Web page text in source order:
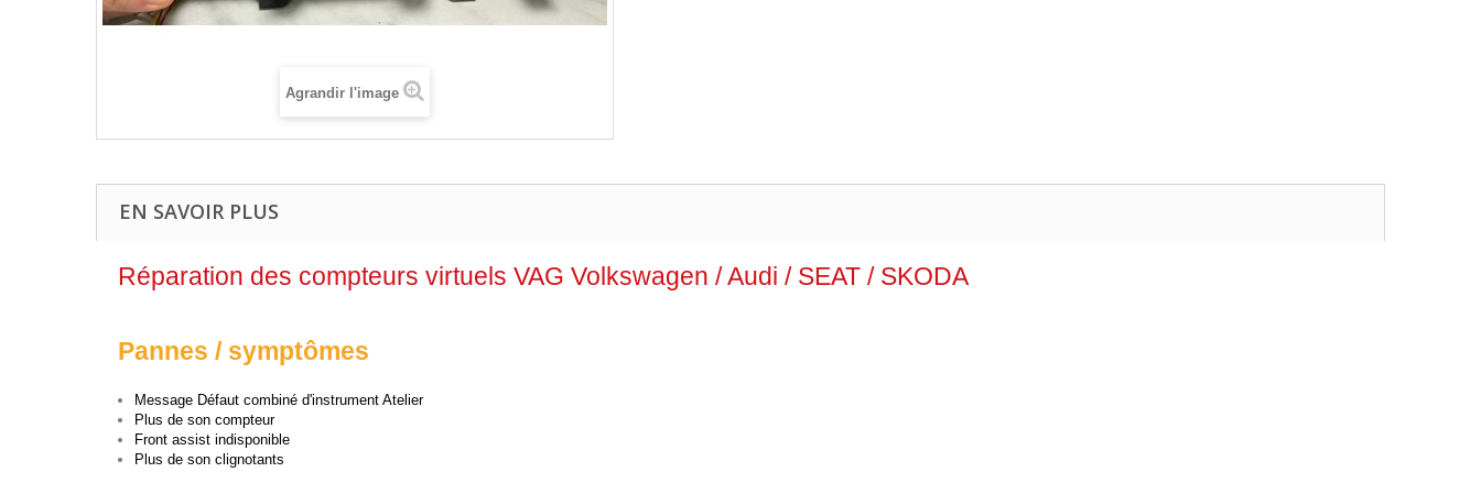
Agrandir l'image
EN SAVOIR PLUS
Réparation des compteurs virtuels VAG Volkswagen / Audi / SEAT / SKODA
Pannes / symptômes
Message Défaut combiné d'instrument Atelier
Plus de son compteur
Front assist indisponible
Plus de son clignotants